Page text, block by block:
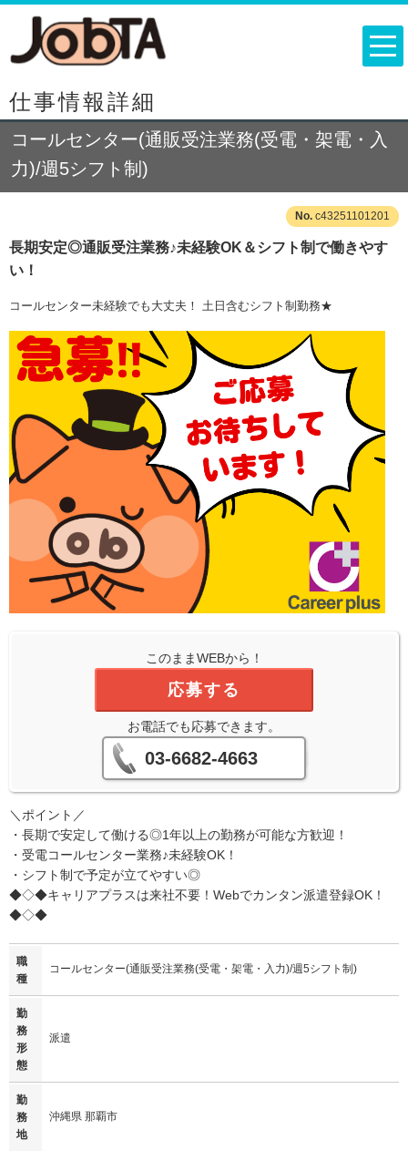
仕事情報詳細
コールセンター(通販受注業務(受電・架電・入
力)/週5シフト制)
c43251101201
長期安定◎通販受注業務♪未経験OK＆シフト制で働きやす
い！
コールセンター未経験でも大丈夫！ 土日含むシフト制勤務★
このままWEBから！
応募する
お電話でも応募できます。
03-6682-4663
＼ポイント／
・長期で安定して働ける◎1年以上の勤務が可能な方歓迎！
・受電コールセンター業務♪未経験OK！
・シフト制で予定が立てやすい◎
◆◇◆キャリアプラスは来社不要！Webでカンタン派遣登録OK！
◆◇◆
職
種
コールセンター(通販受注業務(受電・架電・入力)/週5シフト制)
勤
務
形
態
派遣
勤
務
地
沖縄県 那覇市